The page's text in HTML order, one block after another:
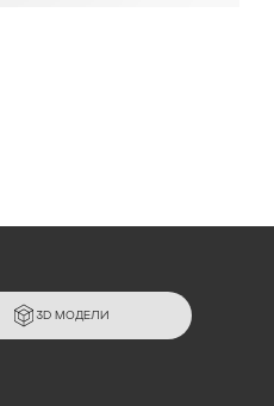
3D МОДЕЛИ